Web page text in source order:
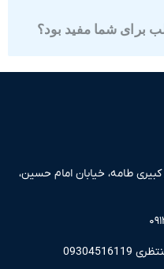
شما مفید بود؟
طامه، خیابان امام حسین،